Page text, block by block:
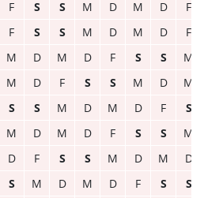
F S S M D M D
F
F S S M D M D
F
M D M D F S S
M
M D F S S M D
M
S S M D M D F
S
M D M D F S S
M
D F S S M D M
D
S M D M D F S
S